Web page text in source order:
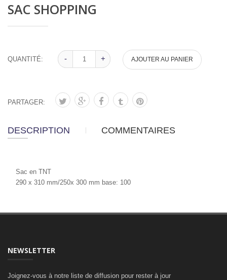
SAC SHOPPING
QUANTITÉ: - +
- + AJOUTER AU PANIER
PARTAGER:
DESCRIPTION COMMENTAIRES
Sac en TNT
290 x 310 mm/250x 300 mm base: 100
NEWSLETTER
Joignez-vous à notre liste de diffusion pour rester à jour